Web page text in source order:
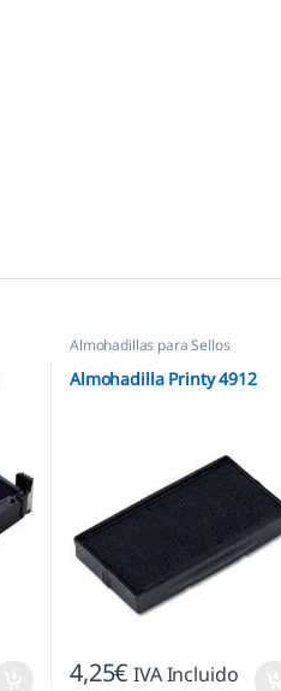
Almohadillas para Sellos
Automáticos ,Almohadillas Trodat
Almohadilla Printy 4912
4,25€ IVA Incluido